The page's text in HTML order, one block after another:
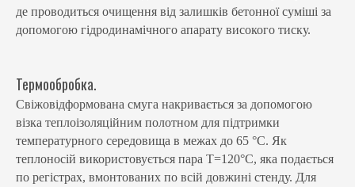
де проводиться очищення від залишків бетонної суміші за
допомогою гідродинамічного апарату високого тиску.
Термообробка.
Свіжовідформована смуга накривається за допомогою
візка теплоізоляційним полотном для підтримки
температурного середовища в межах до 65 °С. Як
теплоносій використовується пара Т=120°С, яка подається
по регістрах, вмонтованих по всій довжині стенду. Для